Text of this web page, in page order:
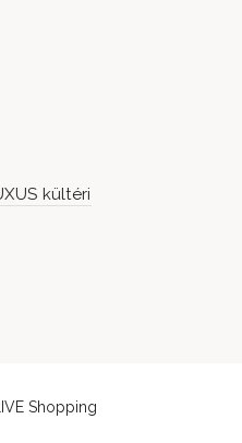
kültéri
LIVE Shopping